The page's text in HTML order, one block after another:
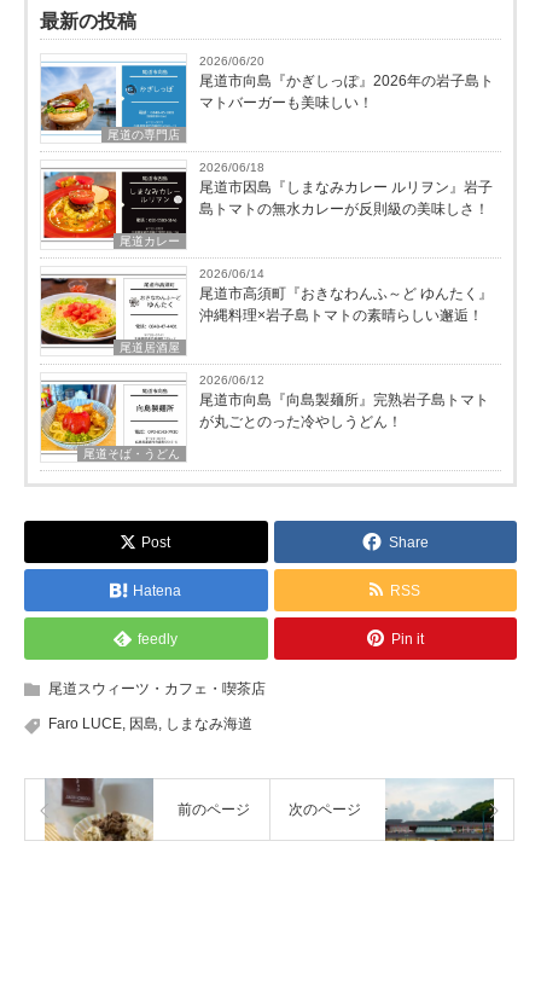
最新の投稿
尾道の専門店
2026/06/20
尾道市向島『かぎしっぽ』2026年の岩子島ト
マトバーガーも美味しい！
尾道カレー
2026/06/18
尾道市因島『しまなみカレー ルリヲン』岩子
島トマトの無水カレーが反則級の美味しさ！
尾道居酒屋
2026/06/14
尾道市高須町『おきなわんふ～ど ゆんたく』
沖縄料理×岩子島トマトの素晴らしい邂逅！
尾道そば・うどん
2026/06/12
尾道市向島『向島製麺所』完熟岩子島トマト
が丸ごとのった冷やしうどん！
Post Share
Hatena RSS
feedly Pin it
尾道スウィーツ・カフェ・喫茶店
Faro LUCE 因島 しまなみ海道
前のページ 次のページ